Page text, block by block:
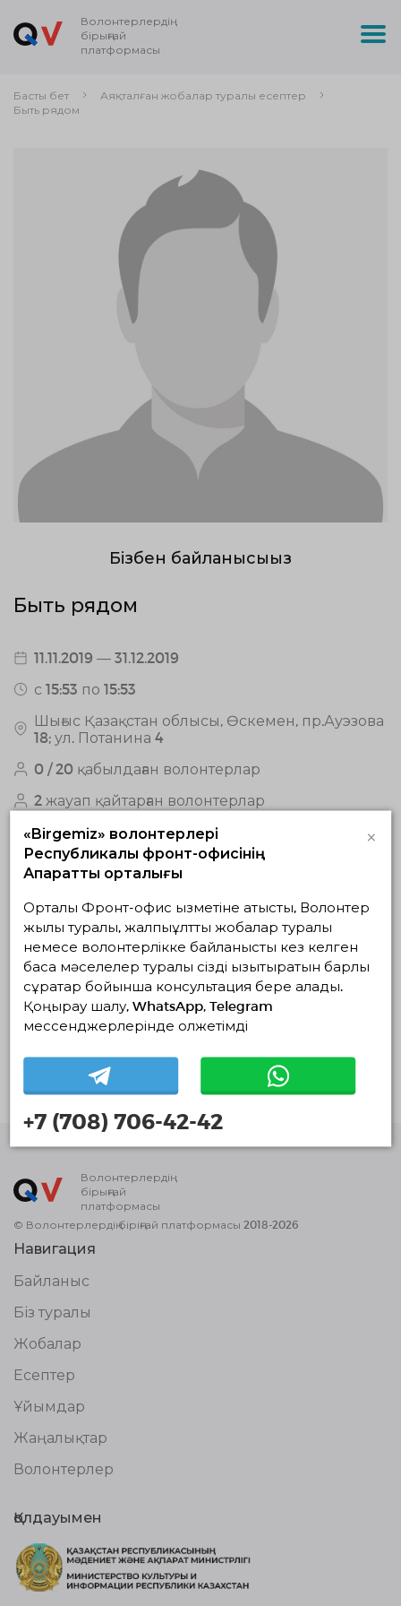
Волонтерлердің
бірыңғай
платформасы
Басты бет
Аяқталған жобалар туралы есептер
Быть рядом
Бізбен байланысыңыз
Быть рядом
11.11.2019 — 31.12.2019
с 15:53 по 15:53
Шығыс Қазақстан облысы, Өскемен, пр.Ауэзова
18; ул. Потанина 4
0 / 20 қабылдаған волонтерлар
2 жауап қайтарған волонтерлар
Жоба туралы
При КГП на ПХВ «Поликлиника №1 г.Усть-
Каменогорска» УЗ ВКО было создано
волонтерское движение «Быть рядом».
Основный вид деятельности студентов,
занимающейся волонтерской деятельность в
поликлинике является социальная работа с
детьми, престарелыми людьми и инвалидами.
Цель проекта - социальная поддержка семей с
детьми, престарелыми людьми и инвалидами,
социальной адаптации и интеграция людей,
имеющих инвалидность в общество;
Волонтерлердің
бірыңғай
платформасы
© Волонтерлердің біріңғай платформасы 2018-2026
Навигация
Байланыс
Біз туралы
Жобалар
Есептер
Ұйымдар
Жаңалықтар
Волонтерлер
Қолдауымен
«Birgemiz» волонтерлері
Республикалық фронт-офисінің
Ақпараттық орталығы
×
Орталық Фронт-офис қызметіне қатысты, Волонтер
жылы туралы, жалпыұлттық жобалар туралы
немесе волонтерлікке байланысты кез келген
басқа мәселелер туралы сізді қызықтыратын барлық
сұрақтар бойынша консультация бере алады.
Қоңырау шалу, WhatsApp, Telegram
мессенджерлерінде қолжетімді
+7 (708) 706-42-42